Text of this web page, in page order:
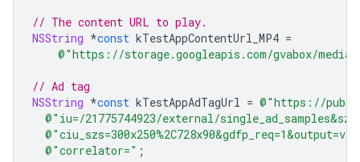
// The content URL to play.
NSString *const kTestAppContentUrl_MP4 =
@"https://storage.googleapis.com/gvabox/media/
// Ad tag
NSString *const kTestAppAdTagUrl = @"https://
@"iu=/21775744923/external/
@"correlator=" ;